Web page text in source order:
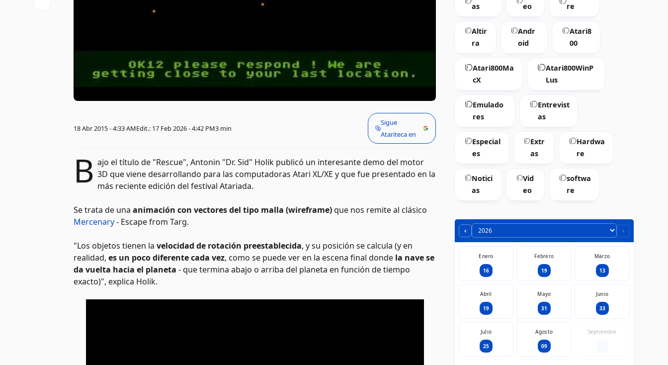
18 Abr 2015 - 4:33 AMEdit.: 17 Feb 2026 - 4:42 PM3 min
Sigue
Atariteca en
B ajo el título de "Rescue", Antonin "Dr. Sid" Holik publicó un interesante demo del motor
3D que viene desarrollando para las computadoras Atari XL/XE y que fue presentado en la
más reciente edición del festival Atariada.
Se trata de una animación con vectores del tipo malla (wireframe)que nos remite al clásico
Mercenary- Escape from Targ.
"Los objetos tienen la velocidad de rotación preestablecida, y su posición se calcula (y en
realidad, es un poco diferente cada vez, como se puede ver en la escena final donde la nave se
da vuelta hacia el planeta - que termina abajo o arriba del planeta en función de tiempo
exacto)", explica Holik.
as
eo
re
Altir
ra
Andr
oid
Atari8
00
Atari800Ma
cX
Atari800WinP
Lus
Emulado
res
Entrevist
as
Especial
es
Extr
as
Hardwa
re
Notici
as
Vid
eo
softwa
re
‹ ›
Enero
16
Febrero
19
Marzo
13
Abril
19
Mayo
31
Junio
33
Julio
25
Agosto
09
Septiembre